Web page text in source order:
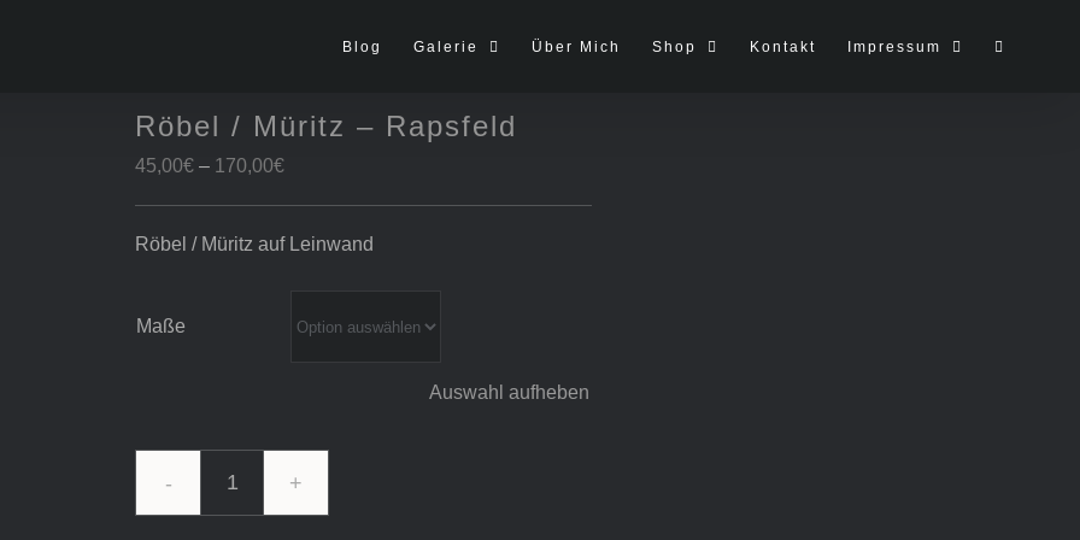
Blog Galerie Über Mich Shop Kontakt Impressum
Röbel / Müritz – Rapsfeld
45,00€ – 170,00€Preisspanne:
170,00€
Röbel / Müritz auf Leinwand
Maße
Auswahl aufheben
Röbel